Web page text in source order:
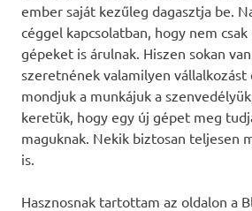
ember saját kezűleg dagasztja be.
céggel kapcsolatban, hogy nem
gépeket is árulnak. Hiszen sokan
szeretnének valamilyen
mondjuk a munkájuk a
keretük, hogy egy új gépet meg
maguknak. Nekik biztosan teljesen
is.
Hasznosnak tartottam az oldalon a